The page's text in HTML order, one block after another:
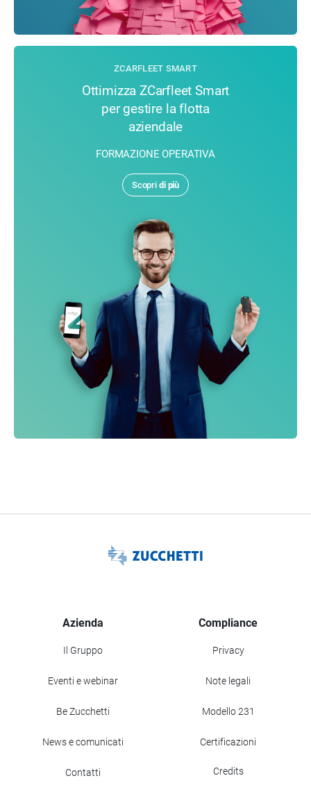
ZCARFLEET SMART
Ottimizza ZCarfleet Smart
per gestire la flotta
aziendale
FORMAZIONE OPERATIVA
Scopri di più
Azienda
Il Gruppo
Eventi e webinar
Be Zucchetti
News e comunicati
Contatti
Compliance
Privacy
Note legali
Modello 231
Certificazioni
Credits